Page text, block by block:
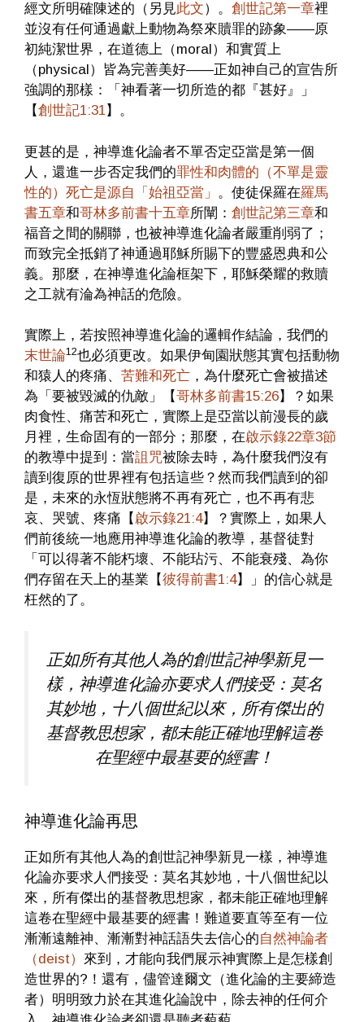
經文所明確陳述的（另見此文）。 創世記第一章裡
並沒有任何通過獻上動物為祭來贖罪的跡象——原
初純潔世界，在道德上（moral）和實質上
（physical）皆為完善美好——正如神自己的宣告所
強調的那樣：「神看著一切所造的都『甚好』」
【創世記1:31 】。
更甚的是，神導進化論者不單否定亞當是第一個
人，還進一步否定我們的罪性和肉體的（不單是靈
性的）死亡是源自「始祖亞當」 。使徒保羅在羅馬
書五章和哥林多前書十五章所闡： 創世記第三章和
福音之間的關聯，也被神導進化論者嚴重削弱了；
而致完全抵銷了神通過耶穌所賜下的豐盛恩典和公
義。那麼，在神導進化論框架下，耶穌榮耀的救贖
之工就有淪為神話的危險。
實際上，若按照神導進化論的邏輯作結論，我們的
末世論12也必須更改。如果伊甸園狀態其實包括動物
和猿人的疼痛、 苦難和死亡 ，為什麼死亡會被描述
為「要被毀滅的仇敵」【哥林多前書15:26】？如果
肉食性、痛苦和死亡，實際上是亞當以前漫長的歲
月裡，生命固有的一部分；那麼，在啟示錄22章3節
的教導中提到：當詛咒被除去時，為什麼我們沒有
讀到復原的世界裡有包括這些？然而我們讀到的卻
是，未來的永恆狀態將不再有死亡，也不再有悲
哀、哭號、疼痛【 啟示錄21:4】？實際上，如果人
們前後統一地應用神導進化論的教導，基督徒對
「可以得著不能朽壞、不能玷污、不能衰殘、為你
們存留在天上的基業【彼得前書1:4】」的信心就是
枉然的了。
正如所有其他人為的創世記神學新見一
樣，神導進化論亦要求人們接受：莫名
其妙地，十八個世紀以來，所有傑出的
基督教思想家，都未能正確地理解這卷
在聖經中最基要的經書！
神導進化論再思
正如所有其他人為的創世記神學新見一樣，神導進
化論亦要求人們接受：莫名其妙地，十八個世紀以
來，所有傑出的基督教思想家，都未能正確地理解
這卷在聖經中最基要的經書！難道要直等至有一位
漸漸遠離神、漸漸對神話語失去信心的自然神論者
（deist） 來到，才能向我們展示神實際上是怎樣創
造世界的?！還有，儘管達爾文（進化論的主要締造
者）明明致力於在其進化論說中，除去神的任何介